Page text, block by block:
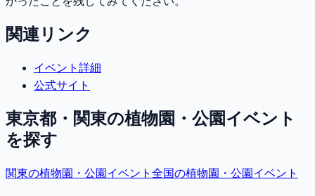
関連リンク
イベント詳細
公式サイト
東京都・関東の植物園・公園イベント
を探す
関東の植物園・公園イベント 全国の植物園・公園イベント